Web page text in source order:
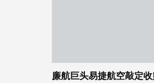
廉航巨头易捷航空敲定